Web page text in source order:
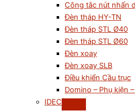
Công tắc nút nhấn
Đèn tháp HY-TN
Đèn tháp STL Ø40
Đèn tháp STL Ø60
Đèn xoay
Đèn xoay SLB
Điều khiển Cầu trục
Domino – Phụ kiện
IDEC